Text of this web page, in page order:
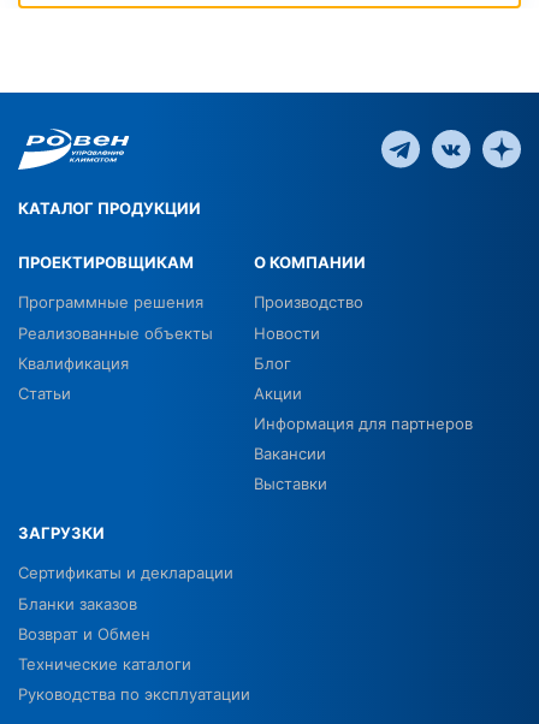
КАТАЛОГ ПРОДУКЦИИ
ПРОЕКТИРОВЩИКАМ
Программные решения
Реализованные объекты
Квалификация
Статьи
О КОМПАНИИ
Производство
Новости
Блог
Акции
Информация для партнеров
Вакансии
Выставки
ЗАГРУЗКИ
Сертификаты и декларации
Бланки заказов
Возврат и Обмен
Технические каталоги
Руководства по эксплуатации